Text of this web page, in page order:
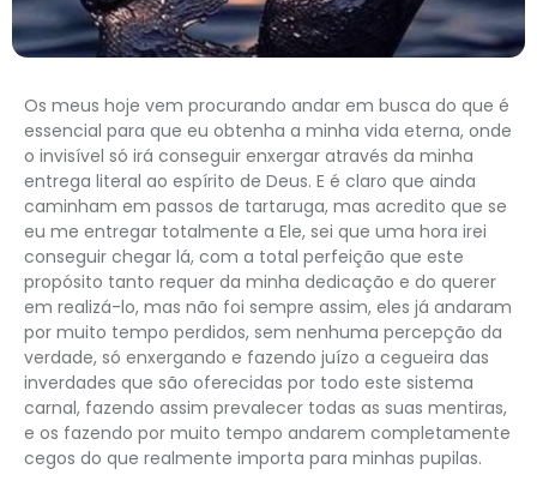
Os meus hoje vem procurando andar em busca do que é
essencial para que eu obtenha a minha vida eterna, onde
o invisível só irá conseguir enxergar através da minha
entrega literal ao espírito de Deus. E é claro que ainda
caminham em passos de tartaruga, mas acredito que se
eu me entregar totalmente a Ele, sei que uma hora irei
conseguir chegar lá, com a total perfeição que este
propósito tanto requer da minha dedicação e do querer
em realizá-lo, mas não foi sempre assim, eles já andaram
por muito tempo perdidos, sem nenhuma percepção da
verdade, só enxergando e fazendo juízo a cegueira das
inverdades que são oferecidas por todo este sistema
carnal, fazendo assim prevalecer todas as suas mentiras,
e os fazendo por muito tempo andarem completamente
cegos do que realmente importa para minhas pupilas.